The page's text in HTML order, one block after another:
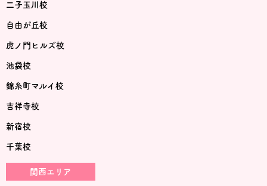
二子玉川校
自由が丘校
虎ノ門ヒルズ校
池袋校
錦糸町マルイ校
吉祥寺校
新宿校
千葉校
関西エリア